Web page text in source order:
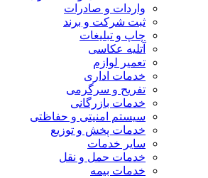
واردات و صادرات
ثبت شرکت و برند
چاپ و تبلیغات
آتلیه عکاسی
تعمیر لوازم
خدمات اداری
تفریح و سرگرمی
خدمات بازرگانی
سیستم امنیتی و حفاظتی
خدمات پخش و توزیع
سایر خدمات
خدمات حمل و نقل
خدمات بیمه